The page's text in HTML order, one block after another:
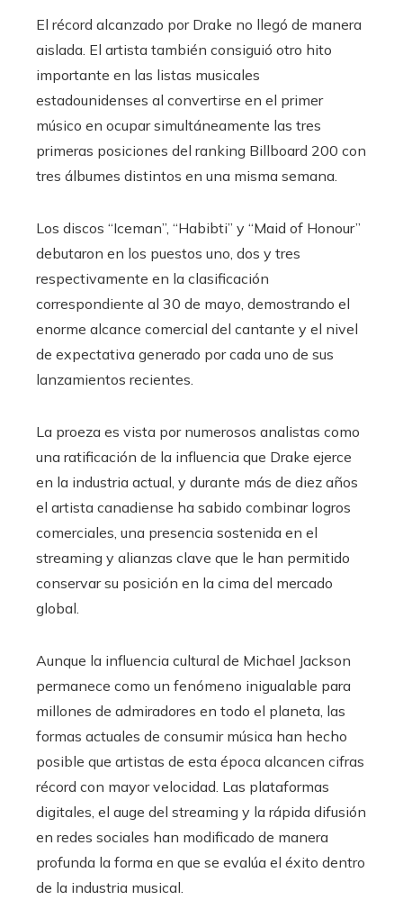
El récord alcanzado por Drake no llegó de manera
aislada. El artista también consiguió otro hito
importante en las listas musicales
estadounidenses al convertirse en el primer
músico en ocupar simultáneamente las tres
primeras posiciones del ranking Billboard 200 con
tres álbumes distintos en una misma semana.
Los discos “Iceman”, “Habibti” y “Maid of Honour”
debutaron en los puestos uno, dos y tres
respectivamente en la clasificación
correspondiente al 30 de mayo, demostrando el
enorme alcance comercial del cantante y el nivel
de expectativa generado por cada uno de sus
lanzamientos recientes.
La proeza es vista por numerosos analistas como
una ratificación de la influencia que Drake ejerce
en la industria actual, y durante más de diez años
el artista canadiense ha sabido combinar logros
comerciales, una presencia sostenida en el
streaming y alianzas clave que le han permitido
conservar su posición en la cima del mercado
global.
Aunque la influencia cultural de Michael Jackson
permanece como un fenómeno inigualable para
millones de admiradores en todo el planeta, las
formas actuales de consumir música han hecho
posible que artistas de esta época alcancen cifras
récord con mayor velocidad. Las plataformas
digitales, el auge del streaming y la rápida difusión
en redes sociales han modificado de manera
profunda la forma en que se evalúa el éxito dentro
de la industria musical.